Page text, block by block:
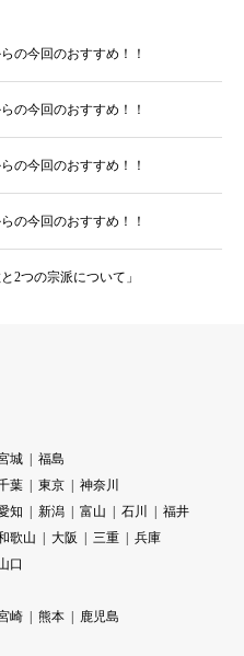
の今回のおすすめ！！
の今回のおすすめ！！
の今回のおすすめ！！
の今回のおすすめ！！
2つの宗派について」
城
福島
葉 東京
神奈川
知 新潟 富山 石川
福井
歌山 大阪 三重
兵庫
口
崎 熊本
鹿児島